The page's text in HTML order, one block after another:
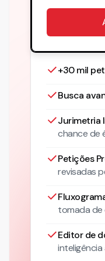
+30 mil
Busca
Jurimetria
chance de
Petições
revisadas
tomada de
Editor de
inteligência